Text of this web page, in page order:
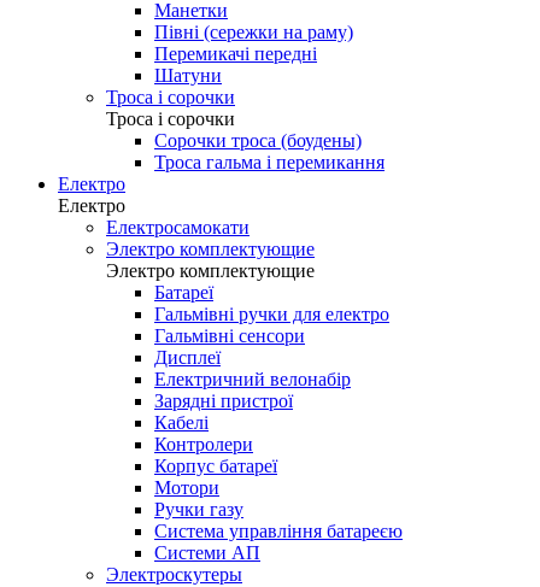
Манетки
Півні (сережки на раму)
Перемикачі передні
Шатуни
Троса і сорочки
Троса і сорочки
Сорочки троса (боудены)
Троса гальма і перемикання
Електро
Електро
Електросамокати
Электро комплектующие
Электро комплектующие
Батареї
Гальмівні ручки для електро
Гальмівні сенсори
Дисплеї
Електричний велонабір
Зарядні пристрої
Кабелі
Контролери
Корпус батареї
Мотори
Ручки газу
Система управління батареєю
Системи АП
Электроскутеры